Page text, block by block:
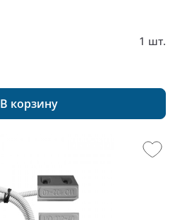
1 шт.
В корзину